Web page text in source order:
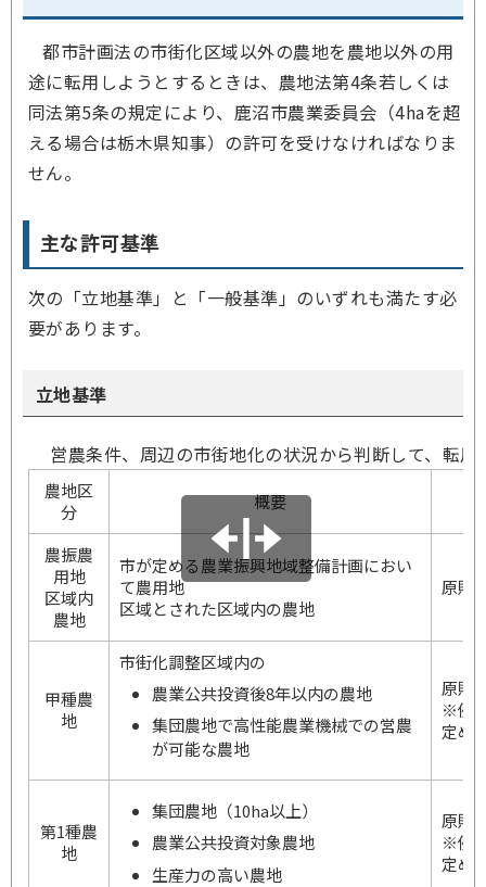
都市計画法の市街化区域以外の農地を農地以外の用
途に転用しようとするときは、農地法第4条若しくは
同法第5条の規定により、鹿沼市農業委員会（4haを超
える場合は栃木県知事）の許可を受けなければなりま
せん。
主な許可基準
次の「立地基準」と「一般基準」のいずれも満たす必
要があります。
立地基準
営農条件、周辺の市街地化の状況から判断して、転
農地区
分
概要
農振農
用地
区域内
農地
市が定める農業振興地域整備計画におい
て農用地
区域とされた区域内の農地
原則
甲種農
地
市街化調整区域内の
農業公共投資後8年以内の農地
集団農地で高性能農業機械での営農
が可能な農地
原則
※例
定め
第1種農
地
集団農地（10ha以上）
農業公共投資対象農地
生産力の高い農地
原則
※例
定め